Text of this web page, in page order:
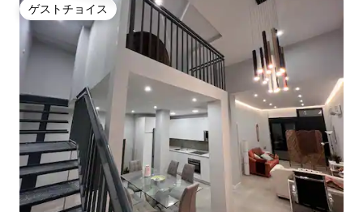
ゲストチョイス
ゲストチョイス